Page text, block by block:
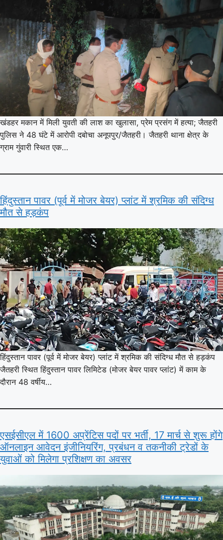
खंडहर मकान में मिली युवती की लाश का खुलासा, प्रेम प्रसंग में हत्या; जैतहरी
पुलिस ने 48 घंटे में आरोपी दबोचा अनूपपुर/जैतहरी। जैतहरी थाना क्षेत्र के
ग्राम गुंवारी स्थित एक…
हिंदुस्तान पावर (पूर्व में मोजर बेयर) प्लांट में श्रमिक की संदिग्ध
मौत से हड़कंप
हिंदुस्तान पावर (पूर्व में मोजर बेयर) प्लांट में श्रमिक की संदिग्ध मौत से हड़कंप
जैतहरी स्थित हिंदुस्तान पावर लिमिटेड (मोजर बेयर पावर प्लांट) में काम के
दौरान 48 वर्षीय…
एसईसीएल में 1600 अप्रेंटिस पदों पर भर्ती, 17 मार्च से शुरू होंगे
ऑनलाइन आवेदन इंजीनियरिंग, प्रबंधन व तकनीकी ट्रेडों के
युवाओं को मिलेगा प्रशिक्षण का अवसर